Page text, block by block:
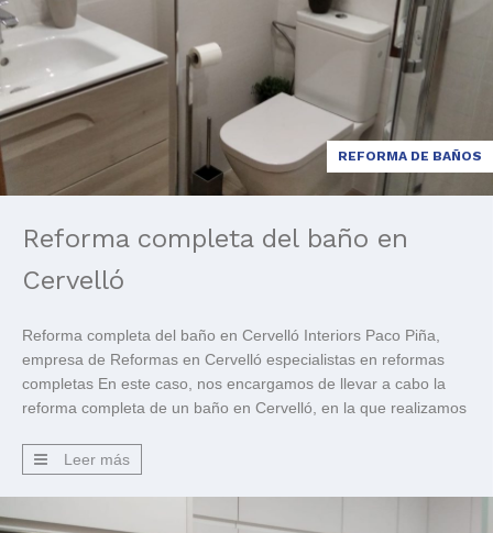
REFORMA DE BAÑOS
Reforma completa del baño en
Cervelló
Reforma completa del baño en Cervelló Interiors Paco Piña,
empresa de Reformas en Cervelló especialistas en reformas
completas En este caso, nos encargamos de llevar a cabo la
reforma completa de un baño en Cervelló, en la que realizamos
desagües. Instalación del inodoro The Gap Square […]
Leer más